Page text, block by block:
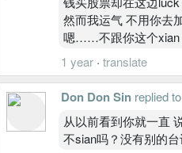
然而我运气 不用你去
嗯……不跟你这个xian
1 year · translate
Don Don Sin replied
从以前看到你就一直
不sian吗？没有别的台